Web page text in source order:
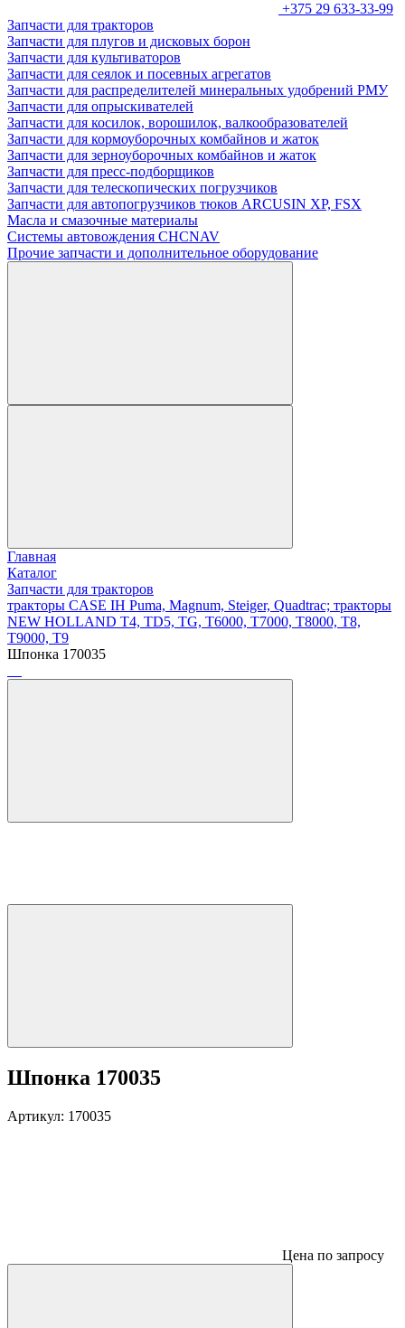
+375 29 633-33-99
Запчасти для тракторов
Запчасти для плугов и дисковых борон
Запчасти для культиваторов
Запчасти для сеялок и посевных агрегатов
Запчасти для распределителей минеральных удобрений РМУ
Запчасти для опрыскивателей
Запчасти для косилок, ворошилок, валкообразователей
Запчасти для кормоуборочных комбайнов и жаток
Запчасти для зерноуборочных комбайнов и жаток
Запчасти для пресс-подборщиков
Запчасти для телескопических погрузчиков
Запчасти для автопогрузчиков тюков ARCUSIN XP, FSX
Масла и смазочные материалы
Системы автовождения CHCNAV
Прочие запчасти и дополнительное оборудование
Главная
Каталог
Запчасти для тракторов
тракторы CASE IH Puma, Magnum, Steiger, Quadtrac; тракторы
NEW HOLLAND T4, TD5, TG, T6000, T7000, T8000, T8,
T9000, T9
Шпонка 170035
Шпонка 170035
Артикул: 170035
Цена по запросу